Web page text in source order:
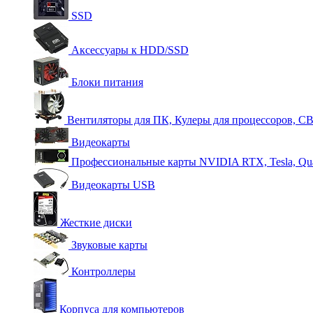
SSD
Аксессуары к HDD/SSD
Блоки питания
Вентиляторы для ПК, Кулеры для процессоров,
Видеокарты
Профессиональные карты NVIDIA RTX, Tesla,
Видеокарты USB
Жесткие диски
Звуковые карты
Контроллеры
Корпуса для компьютеров